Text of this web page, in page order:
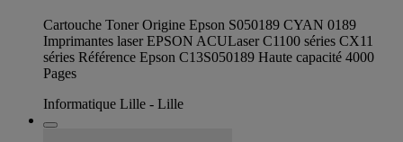
Cartouche Toner Origine Epson S050189 CYAN 0189
Imprimantes laser EPSON ACULaser C1100 séries CX11
séries Référence Epson C13S050189 Haute capacité 4000
Pages
Informatique Lille - Lille